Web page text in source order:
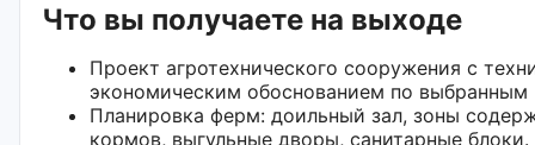
Что вы получаете на выходе
Проект агротехнического сооружения с
экономическим обоснованием по выбранным
Планировка ферм: доильный зал, зоны
кормов, выгульные дворы, санитарные блоки.